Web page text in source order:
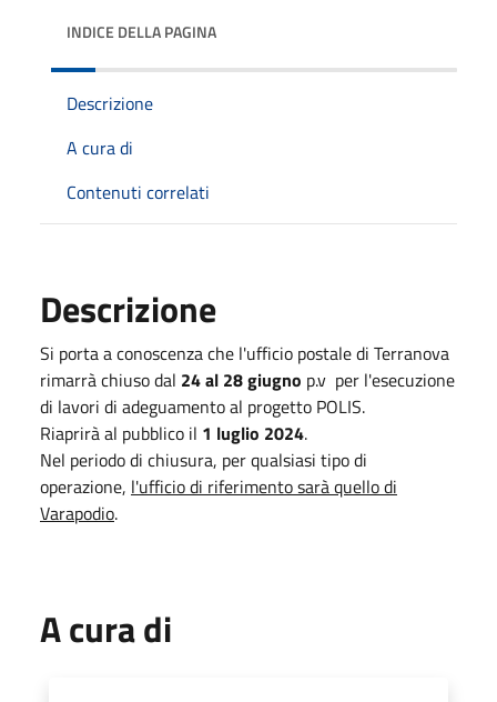
INDICE DELLA PAGINA
Descrizione
A cura di
Contenuti correlati
Descrizione
Si porta a conoscenza che l'ufficio postale di Terranova
rimarrà chiuso dal 24 al 28 giugno p.v per l'esecuzione
di lavori di adeguamento al progetto POLIS.
Riaprirà al pubblico il 1 luglio 2024.
Nel periodo di chiusura, per qualsiasi tipo di
operazione, l'ufficio di riferimento sarà quello di
Varapodio.
A cura di